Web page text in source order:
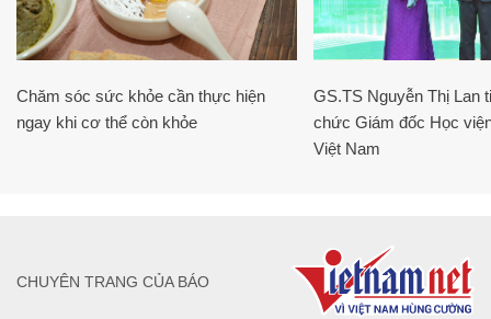
Chăm sóc sức khỏe cần thực hiện
ngay khi cơ thể còn khỏe
GS.TS Nguyễn Thị Lan
chức Giám đốc Học
Việt Nam
CHUYÊN TRANG CỦA BÁO